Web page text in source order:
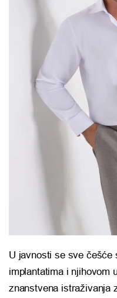
U javnosti se sve češće
implantatima i njihovom
znanstvena istraživanja